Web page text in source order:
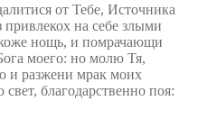
от Тебе, Источника
привлекох на себе злыми
нощь, и помрачающи
моего: но молю Тя,
и разжени мрак моих
благодарственно поя: